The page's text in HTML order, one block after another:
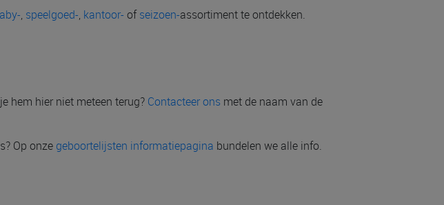
, speelgoed-, kantoor- ofseizoen-assortiment te ontdekken.
hem hier niet meteen terug? Contacteer ons met de naam van de
Op onze geboortelijsten informatiepagina bundelen we alle info.